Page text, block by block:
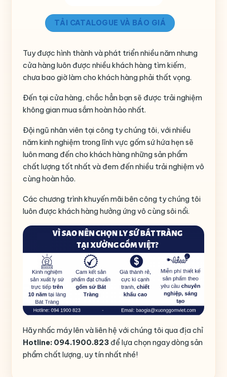
TẢI CATALOGUE VÀ BÁO GIÁ
Tuy được hình thành và phát triển nhiều năm nhưng
cửa hàng luôn được nhiều khách hàng tìm kiếm,
chưa bao giờ làm cho khách hàng phải thất vọng.
Đến tại cửa hàng, chắc hẳn bạn sẽ được trải nghiệm
không gian mua sắm hoàn hảo nhất.
Đội ngũ nhân viên tại công ty chúng tôi, với nhiều
năm kinh nghiệm trong lĩnh vực gốm sứ hứa hẹn sẽ
luôn mang đến cho khách hàng những sản phẩm
chất lượng tốt nhất và đem đến nhiều trải nghiệm vô
cùng hoàn hảo.
Các chương trình khuyến mãi bên công ty chúng tôi
luôn được khách hàng hưởng ứng vô cùng sôi nổi.
Hãy nhấc máy lên và liên hệ với chúng tôi qua địa chỉ
Hotline: 094.1900.823 để lựa chọn ngay dòng sản
phẩm chất lượng, uy tín nhất nhé!